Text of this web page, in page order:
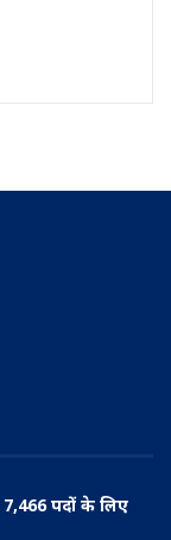
पदों के लिए